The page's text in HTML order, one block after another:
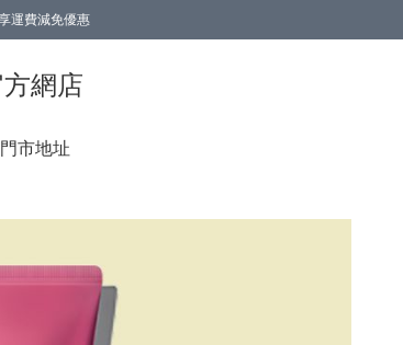
運費減免優惠
網店
門市地址